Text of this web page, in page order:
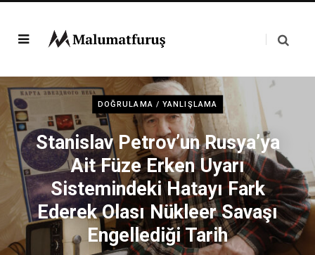
DOĞRULAMA / YANLIŞLAMA
Stanislav Petrov’un Rusya’ya
Ait Füze Erken Uyarı
Sistemindeki Hatayı Fark
Ederek Olası Nükleer Savaşı
Engellediği Tarih